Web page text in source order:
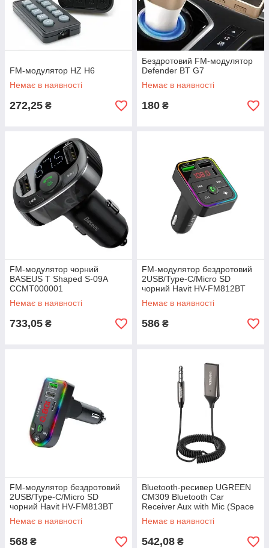
FM-модулятор HZ H6
Немає в наявності
272,25 ₴
Бездротовий FM-модулятор
Defender BT G7
Немає в наявності
180 ₴
FM-модулятор чорний
BASEUS T Shaped S-09A
CCMT000001
Немає в наявності
733,05 ₴
FM-модулятор бездротовий
2USB/Type-C/Micro SD
чорний Havit HV-FM812BT
Немає в наявності
586 ₴
FM-модулятор бездротовий
2USB/Type-C/Micro SD
чорний Havit HV-FM813BT
Немає в наявності
568 ₴
Bluetooth-ресивер UGREEN
CM309 Bluetooth Car
Receiver Aux with Mic (Space
Gray)(UGR-70601)
Немає в наявності
542,08 ₴